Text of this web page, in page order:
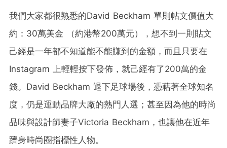
我們大家都很熟悉的David Beckham 單則帖文價值大
約：30萬美金 （約港幣200萬元），想不到一則貼文
己經是一年都不知道能不能賺到的金額，而且只要在
Instagram 上輕輕按下發佈，就己經有了200萬的金
錢。David Beckham 退下足球場後，憑藉著全球知名
度，仍是運動品牌大廠的熱門人選；甚至因為他的時尚
品味與設計師妻子Victoria Beckham，也讓他在近年
躋身時尚圈指標性人物。